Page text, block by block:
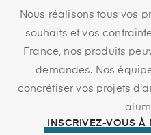
Nous réalisons tous vos
souhaits et vos
France, nos produits
demandes. Nos
concrétiser vos projets
INSCRIVEZ-VOUS À